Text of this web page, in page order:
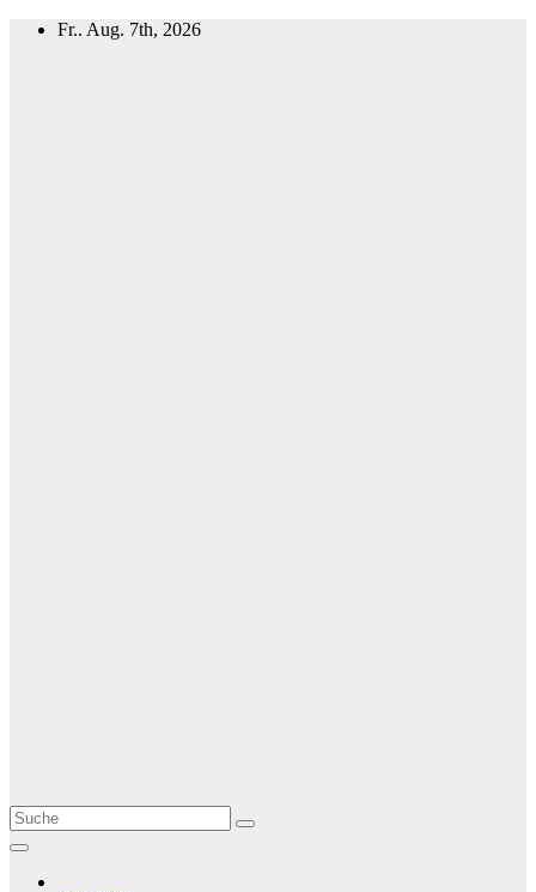
Zum
Fr.. Aug. 7th, 2026
Le Matin
AGENCE DE PRESSE